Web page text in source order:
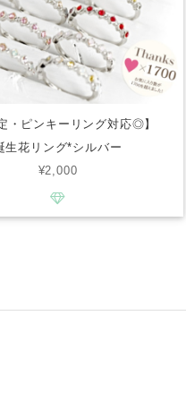
・ピンキーリング対応◎】
生花リング*シルバー
¥2,000